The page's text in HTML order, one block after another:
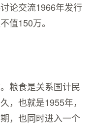
论交流1966年发行
值150万。
粮食是关系国计民
，也就是1955年，
，也同时进入一个